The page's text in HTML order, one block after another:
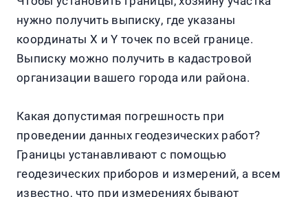
нужно получить выписку, где указаны
координаты X и Y точек по всей границе.
Выписку можно получить в кадастровой
организации вашего города или района.
Какая допустимая погрешность при
проведении данных геодезических работ?
Границы устанавливают с помощью
геодезических приборов и измерений, а всем
известно, что при измерениях бывают